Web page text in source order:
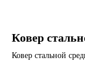
Ковер
Ковер стальной